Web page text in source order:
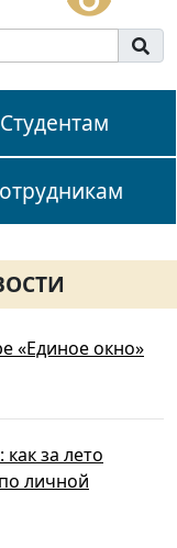
Студентам
«Единое окно»
за лето
личной